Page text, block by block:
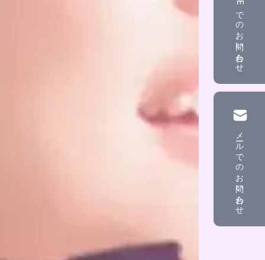
でのお問い合わせ
メール
でのお問い合わせ